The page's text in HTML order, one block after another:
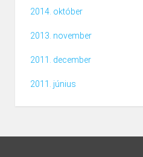
2014. október
2013. november
2011. december
2011. június